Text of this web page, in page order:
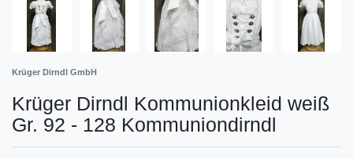
Krüger Dirndl GmbH
Krüger Dirndl Kommunionkleid weiß
Gr. 92 - 128 Kommuniondirndl